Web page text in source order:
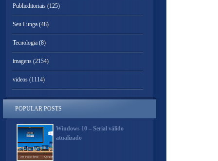
Publieditoriais (125)
Seu Lunga (48)
Tecnologia (8)
imagens (2154)
videos (1114)
POPULAR POSTS
Windows 10 – Serial válido
atualizado